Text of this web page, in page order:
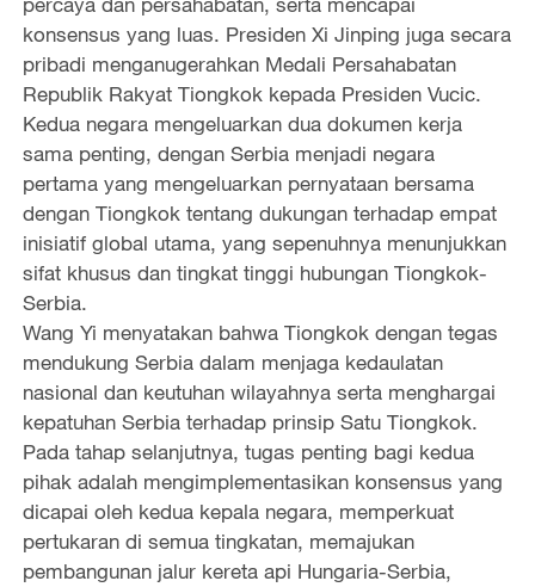
konsensus yang luas. Presiden Xi Jinping juga secara
pribadi menganugerahkan Medali Persahabatan
Republik Rakyat Tiongkok kepada Presiden Vucic.
Kedua negara mengeluarkan dua dokumen kerja
sama penting, dengan Serbia menjadi negara
pertama yang mengeluarkan pernyataan bersama
dengan Tiongkok tentang dukungan terhadap empat
inisiatif global utama, yang sepenuhnya menunjukkan
sifat khusus dan tingkat tinggi hubungan Tiongkok-
Serbia.
Wang Yi menyatakan bahwa Tiongkok dengan tegas
mendukung Serbia dalam menjaga kedaulatan
nasional dan keutuhan wilayahnya serta menghargai
kepatuhan Serbia terhadap prinsip Satu Tiongkok.
Pada tahap selanjutnya, tugas penting bagi kedua
pihak adalah mengimplementasikan konsensus yang
dicapai oleh kedua kepala negara, memperkuat
pertukaran di semua tingkatan, memajukan
pembangunan jalur kereta api Hungaria-Serbia,